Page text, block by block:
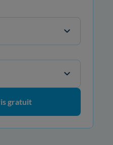
gratuit